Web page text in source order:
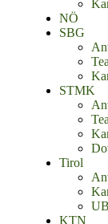
NÖ
SBG
STMK
Tirol
KTN